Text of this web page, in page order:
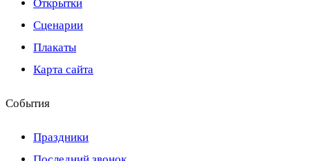
Открытки
Сценарии
Плакаты
Карта сайта
События
Праздники